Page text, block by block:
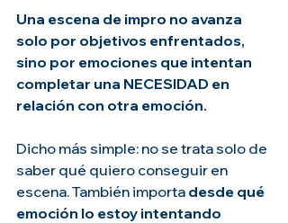
Una escena de impro no avanza
solo por objetivos enfrentados,
sino por emociones que intentan
completar una NECESIDAD en
relación con otra emoción.
Dicho más simple: no se trata solo de
saber qué quiero conseguir en
escena. También importa desde qué
emoción lo estoy intentando